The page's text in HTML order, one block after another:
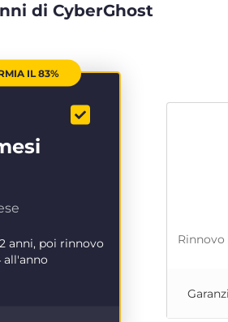
di CyberGhost
IL 83%
anni, poi rinnovo
all'anno